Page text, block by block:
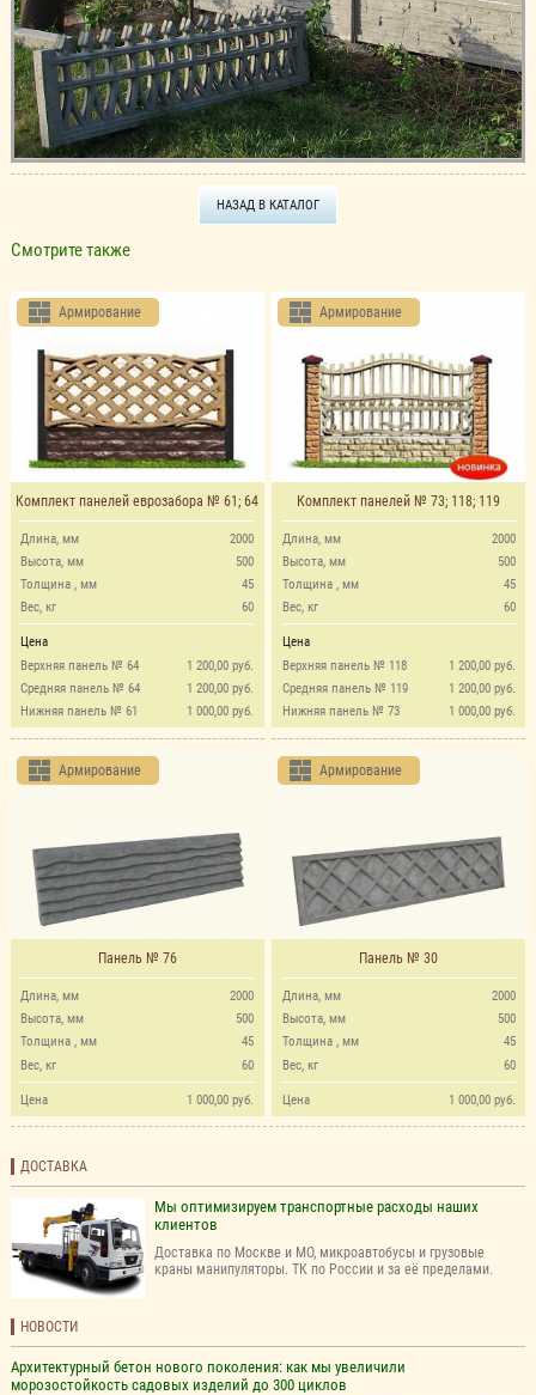
ДОСТАВКА
Мы оптимизируем транспортные расходы наших
клиентов
Доставка по Москве и МО, микроавтобусы и грузовые
краны манипуляторы. ТК по России и за её пределами.
НОВОСТИ
Архитектурный бетон нового поколения: как мы увеличили
морозостойкость садовых изделий до 300 циклов
НАЗАД В КАТАЛОГ
Смотрите также
Армирование
Комплект панелей еврозабора № 61; 64
2000
Длина, мм
500
Высота, мм
45
Толщина , мм
60
Вес, кг
Цена
1 200,00 руб.
Верхняя панель № 64
1 200,00 руб.
Средняя панель № 64
1 000,00 руб.
Нижняя панель № 61
Армирование
Комплект панелей № 73; 118; 119
2000
Длина, мм
500
Высота, мм
45
Толщина , мм
60
Вес, кг
Цена
1 200,00 руб.
Верхняя панель № 118
1 200,00 руб.
Средняя панель № 119
1 000,00 руб.
Нижняя панель № 73
Армирование
Панель № 76
2000
Длина, мм
500
Высота, мм
45
Толщина , мм
60
Вес, кг
1 000,00 руб.
Цена
Армирование
Панель № 30
2000
Длина, мм
500
Высота, мм
45
Толщина , мм
60
Вес, кг
1 000,00 руб.
Цена